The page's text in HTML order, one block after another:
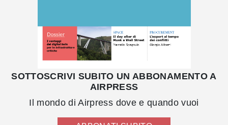
SOTTOSCRIVI SUBITO UN ABBONAMENTO A
AIRPRESS
Il mondo di Airpress dove e quando vuoi